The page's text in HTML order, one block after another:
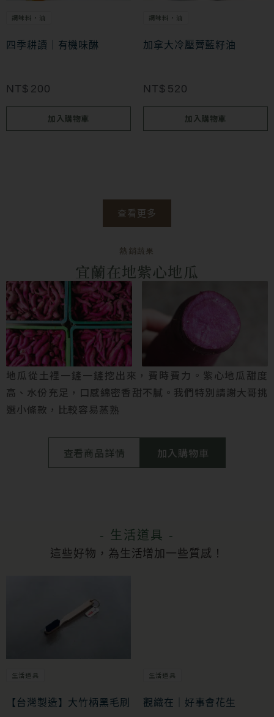
項
調味料・油
四季耕讀｜有機味醂
NT$ 200
加入購物車
調味料・油
加拿大冷壓薺藍籽油
NT$ 520
加入購物車
查看更多
熱銷蔬果
宜蘭在地紫心地瓜
地瓜從土裡一鏟一鏟挖出來，費時費力。紫心地瓜甜度
高、水份充足，口感綿密香甜不膩。我們特別請謝大哥挑
選小條款，比較容易蒸熟
查看商品詳情 加入購物車
- 生活道具 -
這些好物，為生活增加一些質感！
生活道具
【台灣製造】大竹柄黑毛刷
生活道具
觀織在｜好事會花生